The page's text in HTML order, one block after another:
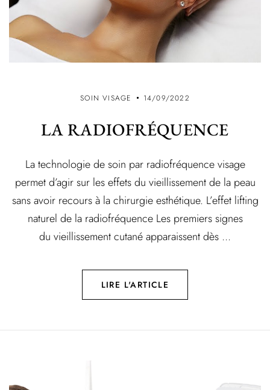
SOIN VISAGE 14/09/2022
LA RADIOFRÉQUENCE
La technologie de soin par radiofréquence visage
permet d’agir sur les effets du vieillissement de la peau
sans avoir recours à la chirurgie esthétique. L’effet lifting
naturel de la radiofréquence Les premiers signes
du vieillissement cutané apparaissent dès ...
LIRE L'ARTICLE